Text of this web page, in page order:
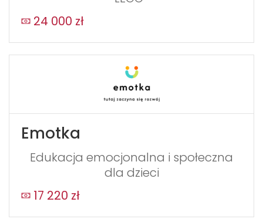
24 000 zł
Emotka
Edukacja emocjonalna i społeczna
dla dzieci
17 220 zł